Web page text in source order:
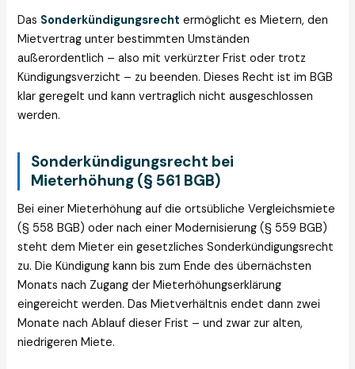
Das Sonderkündigungsrecht ermöglicht es Mietern, den
Mietvertrag unter bestimmten Umständen
außerordentlich – also mit verkürzter Frist oder trotz
Kündigungsverzicht – zu beenden. Dieses Recht ist im BGB
klar geregelt und kann vertraglich nicht ausgeschlossen
werden.
Sonderkündigungsrecht bei
Mieterhöhung (§ 561 BGB)
Bei einer Mieterhöhung auf die ortsübliche Vergleichsmiete
(§ 558 BGB) oder nach einer Modernisierung (§ 559 BGB)
steht dem Mieter ein gesetzliches Sonderkündigungsrecht
zu. Die Kündigung kann bis zum Ende des übernächsten
Monats nach Zugang der Mieterhöhungserklärung
eingereicht werden. Das Mietverhältnis endet dann zwei
Monate nach Ablauf dieser Frist – und zwar zur alten,
niedrigeren Miete.